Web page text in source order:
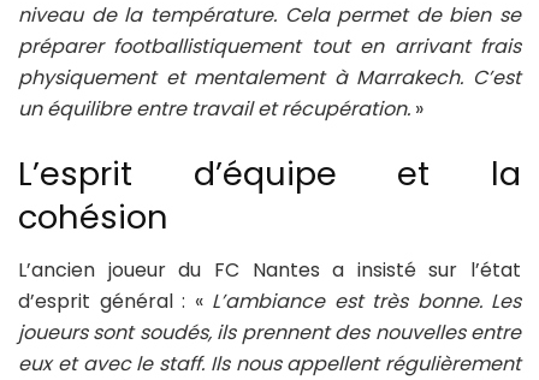
niveau de la température. Cela permet de bien se
préparer footballistiquement tout en arrivant frais
physiquement et mentalement à Marrakech. C’est
un équilibre entre travail et récupération. »
L’esprit d’équipe et la
cohésion
L’ancien joueur du FC Nantes a insisté sur l’état
d’esprit général : «L’ambiance est très bonne. Les
joueurs sont soudés, ils prennent des nouvelles entre
eux et avec le staff. Ils nous appellent régulièrement